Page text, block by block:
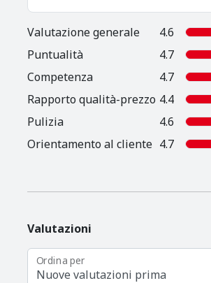
Valutazione generale
4.6
Puntualità
4.7
Competenza
4.7
Rapporto qualità-prezzo 4.4
Pulizia
4.6
Orientamento al cliente 4.7
Valutazioni
Nuove valutazioni prima
Ordina per